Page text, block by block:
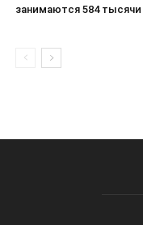
занимаются 584 тысячи